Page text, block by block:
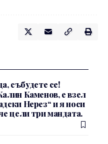
събудете се!
Каменов, е взел
Нерез“ и я носи
цели три мандата.